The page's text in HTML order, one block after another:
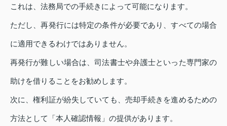
これは、法務局での手続きによって可能になります。
ただし、再発行には特定の条件が必要であり、すべての場合
に適用できるわけではありません。
再発行が難しい場合は、司法書士や弁護士といった専門家の
助けを借りることをお勧めします。
次に、権利証が紛失していても、売却手続きを進めるための
方法として「本人確認情報」の提供があります。